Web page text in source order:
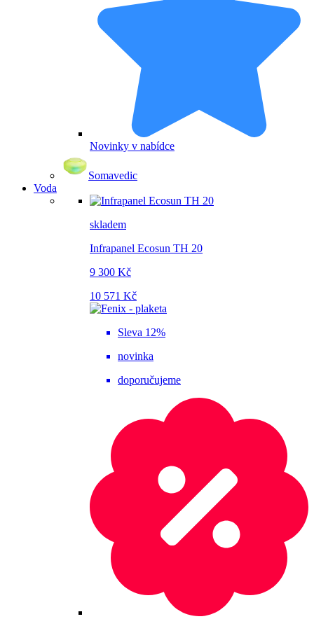
Novinky v nabídce
Somavedic
Voda
skladem
Infrapanel Ecosun TH 20
9 300 Kč
10 571 Kč
Sleva 12%
novinka
doporučujeme